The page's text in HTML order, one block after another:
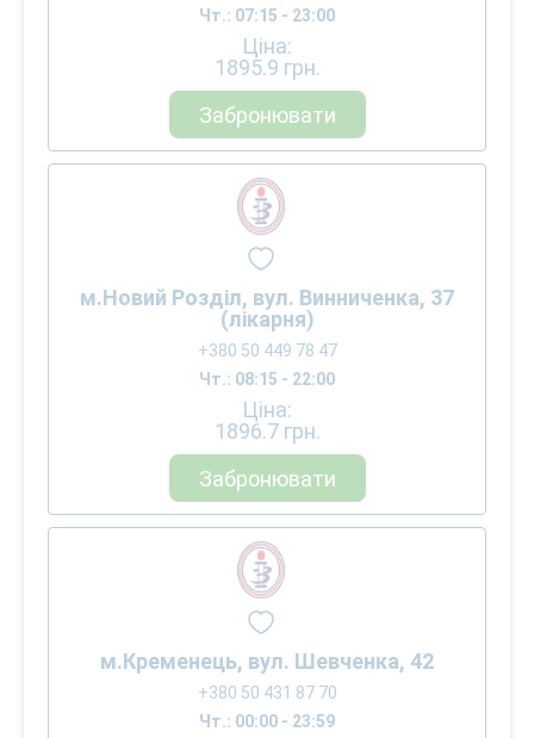
Чт.: 07:15 - 23:00
Ціна:
1895.9 грн.
Забронювати
м.Новий Розділ, вул. Винниченка, 37
(лікарня)
+380 50 449 78 47
Чт.: 08:15 - 22:00
Ціна:
1896.7 грн.
Забронювати
м.Кременець, вул. Шевченка, 42
+380 50 431 87 70
Чт.: 00:00 - 23:59